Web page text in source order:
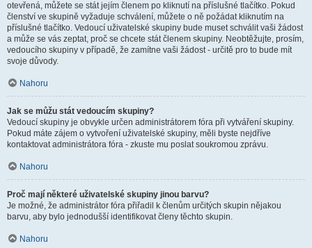
otevřená, můžete se stát jejím členem po kliknutí na příslušné tlačítko. Pokud
členství ve skupině vyžaduje schválení, můžete o ně požádat kliknutím na
příslušné tlačítko. Vedoucí uživatelské skupiny bude muset schválit vaši žádost
a může se vás zeptat, proč se chcete stát členem skupiny. Neobtěžujte, prosím,
vedoucího skupiny v případě, že zamítne vaši žádost - určitě pro to bude mít
svoje důvody.
Nahoru
Jak se můžu stát vedoucím skupiny?
Vedoucí skupiny je obvykle určen administrátorem fóra při vytváření skupiny.
Pokud máte zájem o vytvoření uživatelské skupiny, měli byste nejdříve
kontaktovat administrátora fóra - zkuste mu poslat soukromou zprávu.
Nahoru
Proč mají některé uživatelské skupiny jinou barvu?
Je možné, že administrátor fóra přiřadil k členům určitých skupin nějakou
barvu, aby bylo jednodušší identifikovat členy těchto skupin.
Nahoru